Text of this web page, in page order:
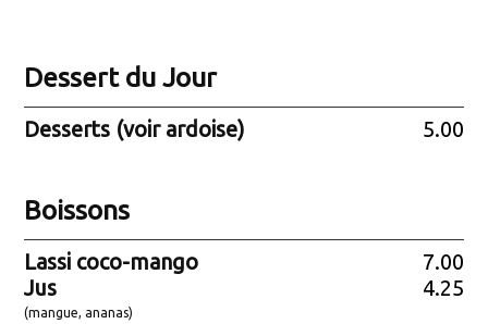
Dessert du Jour
Desserts (voir ardoise) 5.00
Boissons
Lassi coco-mango
7.00
Jus
(mangue, ananas)
4.25